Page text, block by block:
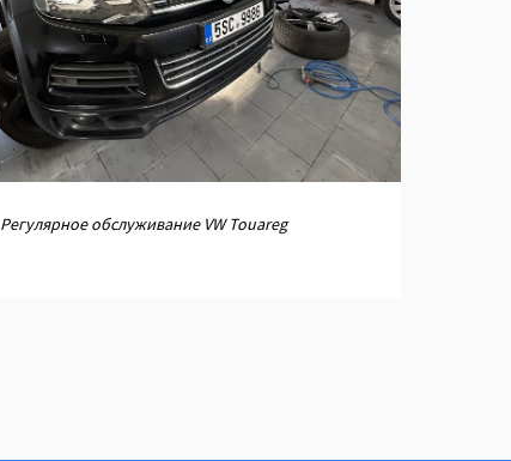
Регулярное обслуживание VW Touareg